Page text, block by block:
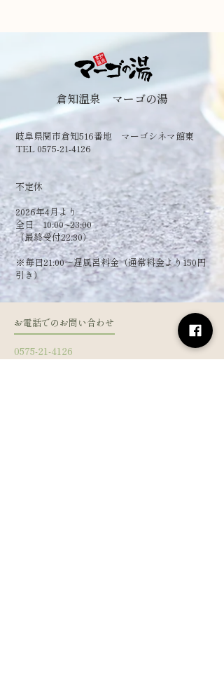
倉知温泉 マーゴの湯
岐阜県関市倉知516番地 マーゴシネマ館東
TEL 0575-21-4126
​不定休
2026年4月より
全日 10:00~23:00
（最終受付22:30）
​※毎日21:00～遅風呂料金（通常料金より150円
引き）
お電話でのお問い合わせ
0575-21-4126